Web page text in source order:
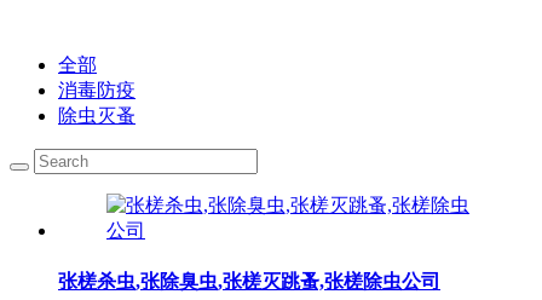
全部
消毒防疫
除虫灭蚤
张槎杀虫,张除臭虫,张槎灭跳蚤,张槎除虫公司